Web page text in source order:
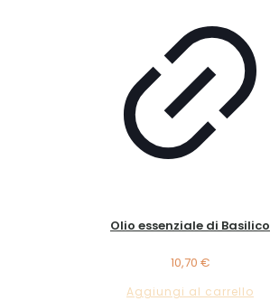
Olio essenziale di Basilico
10,70 €
Aggiungi al carrello